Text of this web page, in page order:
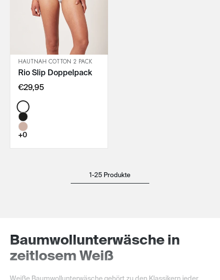
IN DEN WARENKORB
HAUTNAH COTTON 2 PACK
Rio Slip Doppelpack
€29,95
Color:
+0
1-25 Produkte
Baumwollunterwäsche in
zeitlosem Weiß